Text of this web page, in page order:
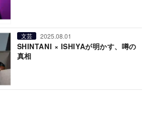
文芸 2025.08.01
SHINTANI × ISHIYAが明かす、噂の
真相